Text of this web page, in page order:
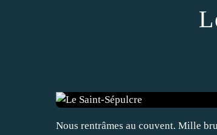
Nous rentrâmes au couvent. Mille